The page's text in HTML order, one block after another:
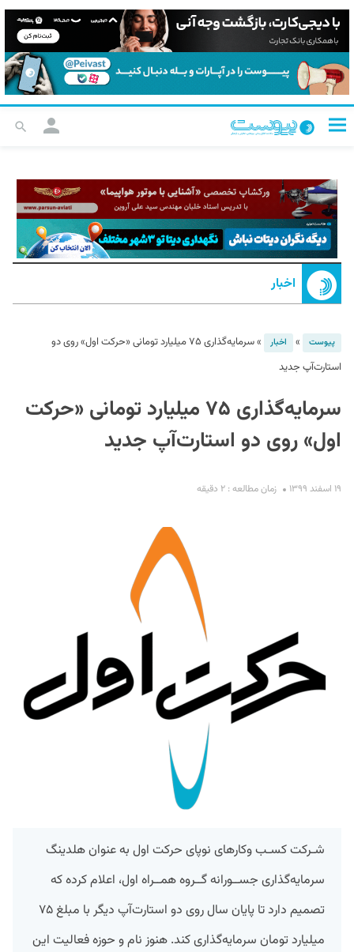
اخبار
پیوست » اخبار »
سرمایه‌گذاری ۷۵ میلیارد تومانی «حرکت اول» روی دو
استارت‌‌آپ جدید
سرمایه‌گذاری ۷۵ میلیارد تومانی «حرکت
اول» روی دو استارت‌‌آپ جدید
۱۹ اسفند ۱۳۹۹ زمان مطالعه : ۲ دقیقه
شـرکت کسـب وکارهای نوپای حرکت اول به عنوان هلدینگ
سرمایه‌گذاری جســورانه گــروه همــراه اول، اعلام کرده که
تصمیم دارد تا پایان سال روی دو استارت‌آپ دیگر با مبلغ ۷۵
میلیارد تومان سرمایه‌گذاری کند. هنوز نام و حوزه فعالیت این